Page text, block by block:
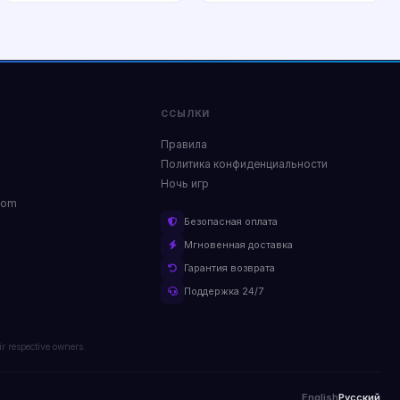
ССЫЛКИ
Правила
Политика конфиденциальности
Ночь игр
Безопасная оплата
Мгновенная доставка
Гарантия возврата
Поддержка 24/7
owners.
EnglishРусский